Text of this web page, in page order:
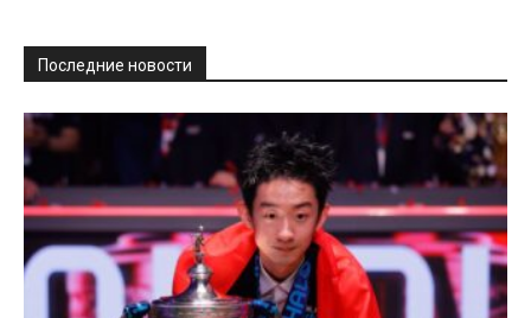
Последние новости